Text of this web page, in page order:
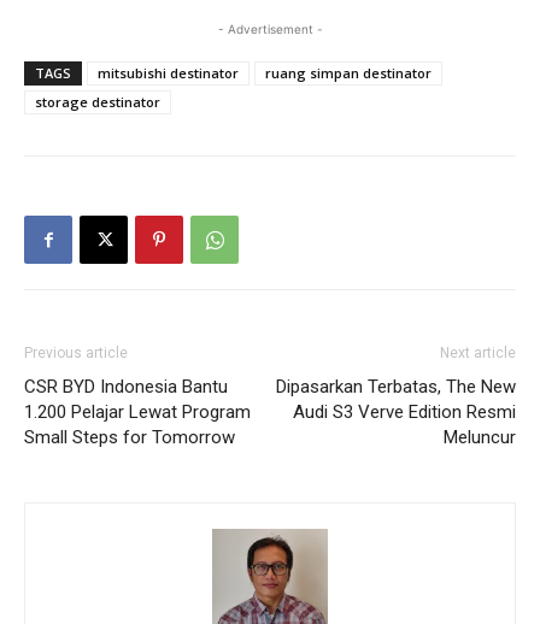
- Advertisement -
TAGS mitsubishi destinator
ruang simpan destinator
storage destinator
Previous article
CSR BYD Indonesia Bantu
1.200 Pelajar Lewat Program
Small Steps for Tomorrow
Next article
Dipasarkan Terbatas, The New
Audi S3 Verve Edition Resmi
Meluncur